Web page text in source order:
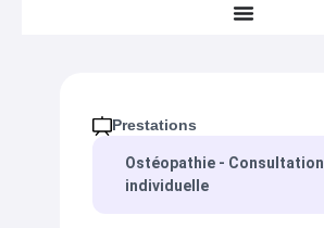
Prestations
Ostéopathie - Consultation
individuelle